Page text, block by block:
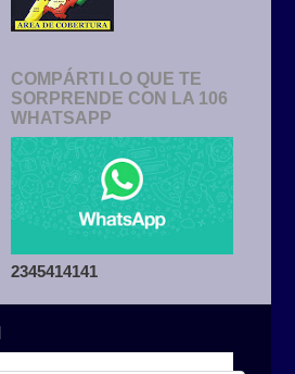
COMPÁRTI LO QUE TE
SORPRENDE CON LA 106
WHATSAPP
2345414141